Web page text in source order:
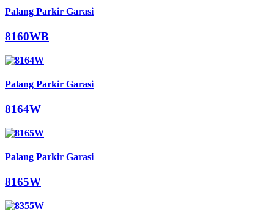
Palang Parkir Garasi
8160WB
Palang Parkir Garasi
8164W
Palang Parkir Garasi
8165W